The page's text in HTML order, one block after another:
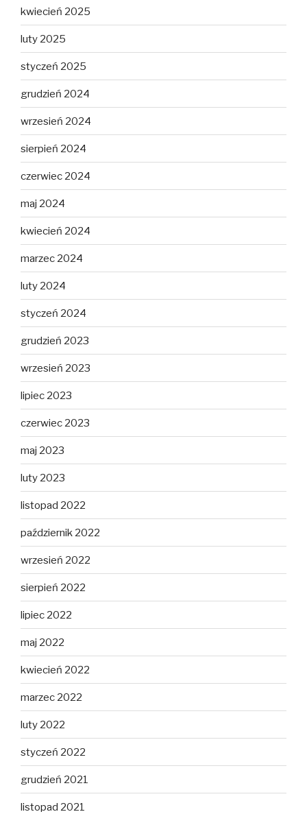
kwiecień 2025
luty 2025
styczeń 2025
grudzień 2024
wrzesień 2024
sierpień 2024
czerwiec 2024
maj 2024
kwiecień 2024
marzec 2024
luty 2024
styczeń 2024
grudzień 2023
wrzesień 2023
lipiec 2023
czerwiec 2023
maj 2023
luty 2023
listopad 2022
październik 2022
wrzesień 2022
sierpień 2022
lipiec 2022
maj 2022
kwiecień 2022
marzec 2022
luty 2022
styczeń 2022
grudzień 2021
listopad 2021